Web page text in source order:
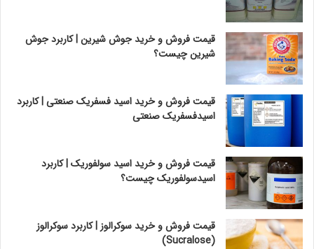
قیمت فروش و خرید جوش شیرین | کاربرد جوش
شیرین چیست؟
قیمت فروش و خرید اسید فسفریک صنعتی | کاربرد
اسیدفسفریک صنعتی
قیمت فروش و خرید اسید سولفوریک | کاربرد
اسیدسولفوریک چیست؟
قیمت فروش و خرید سوکرالوز | کاربرد سوکرالوز
(Sucralose)